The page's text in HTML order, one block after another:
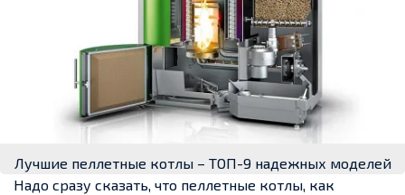
Лучшие пеллетные котлы – ТОП-9 надежных моделей
Надо сразу сказать, что пеллетные котлы, как